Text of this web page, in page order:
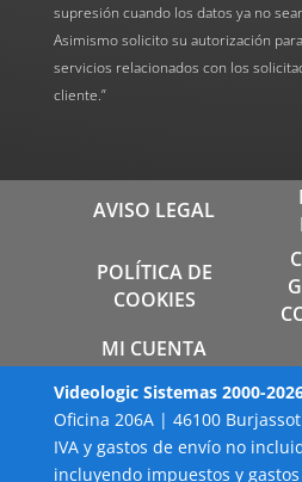
supresión cuando los datos ya no
Asimismo solicito su autorización
servicios relacionados con los
cliente.”
AVISO LEGAL
POLÍTICA DE
COOKIES
MI CUENTA
Videologic Sistemas 2000-
Oficina 206A | 46100
IVA y gastos de envío no
incluyendo impuestos y